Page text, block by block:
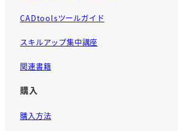
CADtoolsツールガイド
スキルアップ集中講座
関連書籍
購入
購入方法